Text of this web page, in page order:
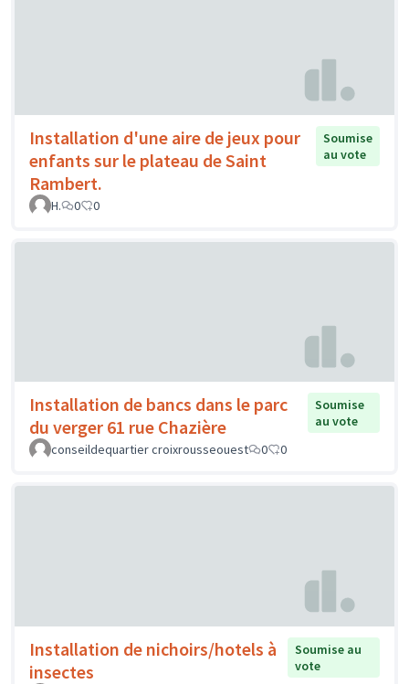
Installation d'une aire de jeux pour
enfants sur le plateau de Saint
Rambert.
Soumise
au vote
H. 0 0
Installation de bancs dans le parc
du verger 61 rue Chazière
Soumise
au vote
conseildequartier croixrousseouest
0 0
Installation de nichoirs/hotels à
insectes
Soumise au
vote